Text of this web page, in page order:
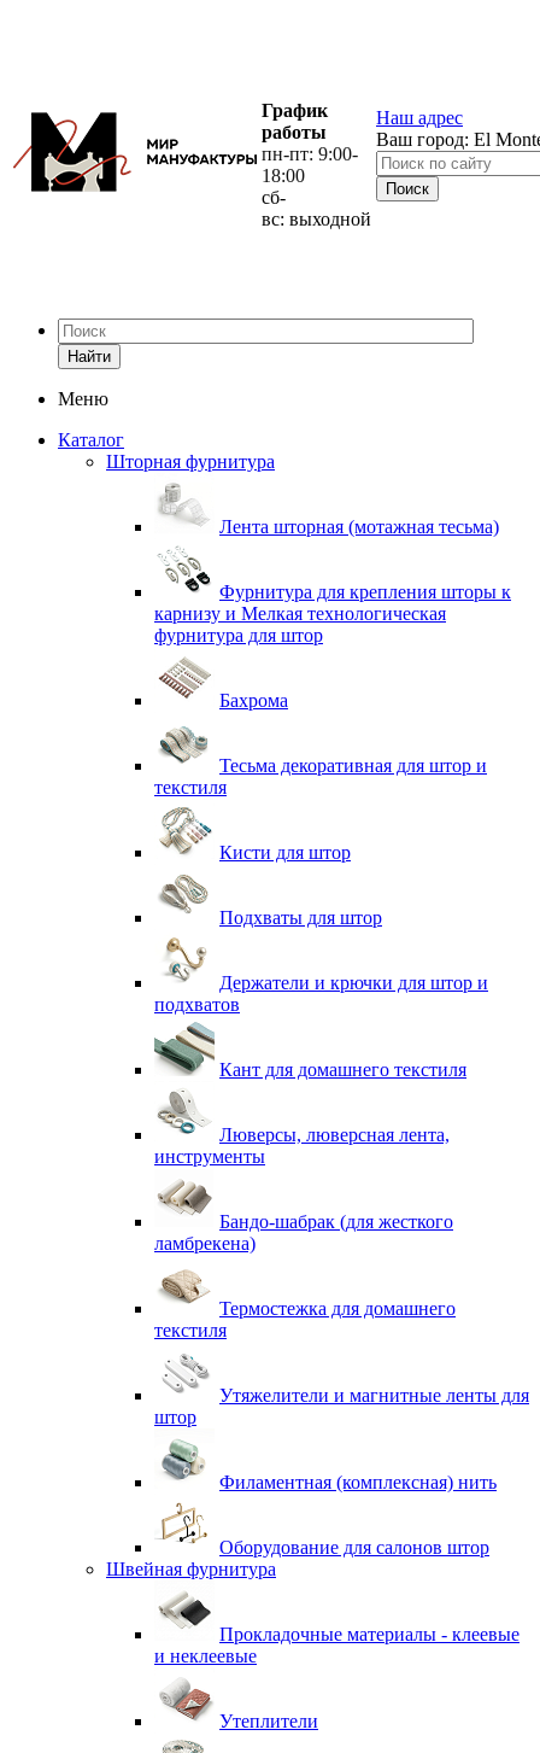
График
работы
пн-пт: 9:00-
18:00
сб-
вс: выходной
Наш адрес
Ваш город: El
Найти
Меню
Каталог
Шторная фурнитура
Лента шторная (мотажная тесьма)
Фурнитура для крепления шторы к
карнизу и Мелкая технологическая
фурнитура для штор
Бахрома
Тесьма декоративная для штор и
текстиля
Кисти для штор
Подхваты для штор
Держатели и крючки для штор и
подхватов
Кант для домашнего текстиля
Люверсы, люверсная лента,
инструменты
Бандо-шабрак (для жесткого
ламбрекена)
Термостежка для домашнего
текстиля
Утяжелители и магнитные ленты для
штор
Филаментная (комплексная) нить
Оборудование для салонов штор
Швейная фурнитура
Прокладочные материалы - клеевые
и неклеевые
Утеплители